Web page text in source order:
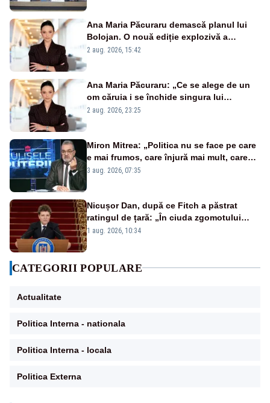
Ana Maria Păcuraru demască planul lui
Bolojan. O nouă ediție explozivă a
emisiunii „Miza Zilei” la Realitatea PLUS
2 aug. 2026, 15:42
Ana Maria Păcuraru: „Ce se alege de un
om căruia i se închide singura lui
portiță?”
2 aug. 2026, 23:25
Miron Mitrea: „Politica nu se face pe care
e mai frumos, care înjură mai mult, care
țipă mai tare, ci pe proiecte”
3 aug. 2026, 07:35
Nicușor Dan, după ce Fitch a păstrat
ratingul de țară: „În ciuda zgomotului
politic, România funcționează”
1 aug. 2026, 10:34
CATEGORII POPULARE
Actualitate
Politica Interna - nationala
Politica Interna - locala
Politica Externa